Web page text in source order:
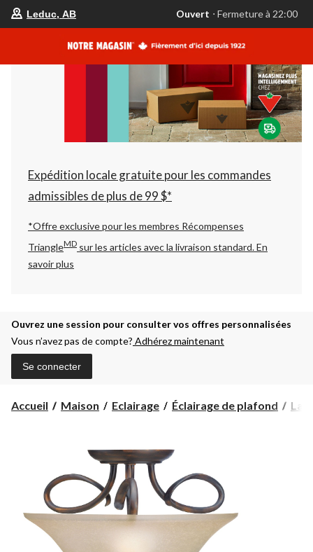
votre
est
AB,
Ouvert,
Fermeture
à
22:00
changer
Leduc, AB Ouvert ⋅ Fermeture à 22:00
Expédition locale gratuite pour les commandes
admissibles de plus de 99 $*
*Offre exclusive pour les membres Récompenses
TriangleMD sur les articles avec la livraison standard.En
savoir plus
Ouvrez une session pour consulter vos offres personnalisées
Vous n’avez pas de compte? Adhérez maintenant
Se connecter
Accueil Maison Eclairage Éclairage de plafond